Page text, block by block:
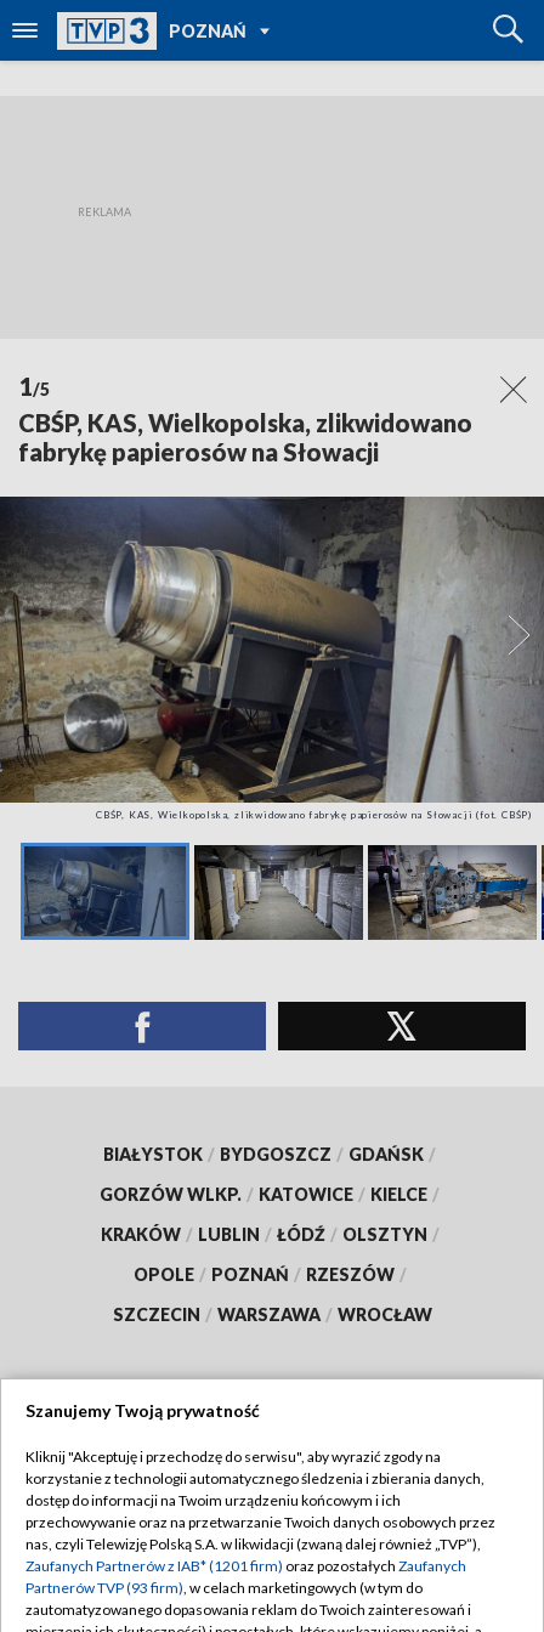
POZNAŃ
POWRÓT DO
TVP REGIONY
1/5
CBŚP, KAS, Wielkopolska, zlikwidowano
fabrykę papierosów na Słowacji
CBŚP, KAS, Wielkopolska, zlikwidowano fabrykę papierosów na Słowacji (fot. CBŚP)
BIAŁYSTOK / BYDGOSZCZ / GDAŃSK /
GORZÓW WLKP. / KATOWICE / KIELCE /
KRAKÓW / LUBLIN / ŁÓDŹ / OLSZTYN /
OPOLE / POZNAŃ / RZESZÓW /
SZCZECIN / WARSZAWA / WROCŁAW
TVP
Abonament TVP
Emisja w TVP
Centrum informacji TVP
Regulamin TVP
Polityka prywatności
Moje zgody
Szanujemy Twoją prywatność
Kliknij "Akceptuję i przechodzę do serwisu", aby wyrazić zgody na
korzystanie z technologii automatycznego śledzenia i zbierania danych,
dostęp do informacji na Twoim urządzeniu końcowym i ich
przechowywanie oraz na przetwarzanie Twoich danych osobowych przez
nas, czyli Telewizję Polską S.A. w likwidacji (zwaną dalej również „TVP”),
Zaufanych Partnerów z IAB* (1201 firm) oraz pozostałych Zaufanych
Partnerów TVP (93 firm), w celach marketingowych (w tym do
zautomatyzowanego dopasowania reklam do Twoich zainteresowań i